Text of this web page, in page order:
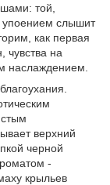
той,
упоением слышит
как первая
чувства на
наслаждением.
верхний
черной
-
крыльев